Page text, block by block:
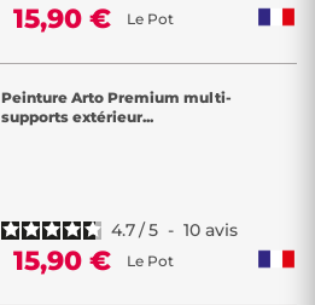
15,90 € Le Pot
Peinture Arto Premium multi-
supports extérieur...
4.7/5 - 10 avis
15,90 € Le Pot